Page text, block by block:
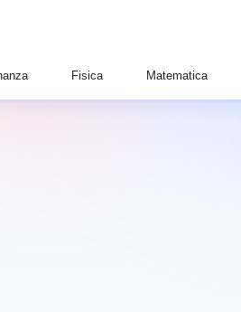
Fisica Matematica